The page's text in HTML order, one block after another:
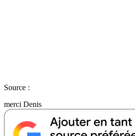
Source :
merci Denis